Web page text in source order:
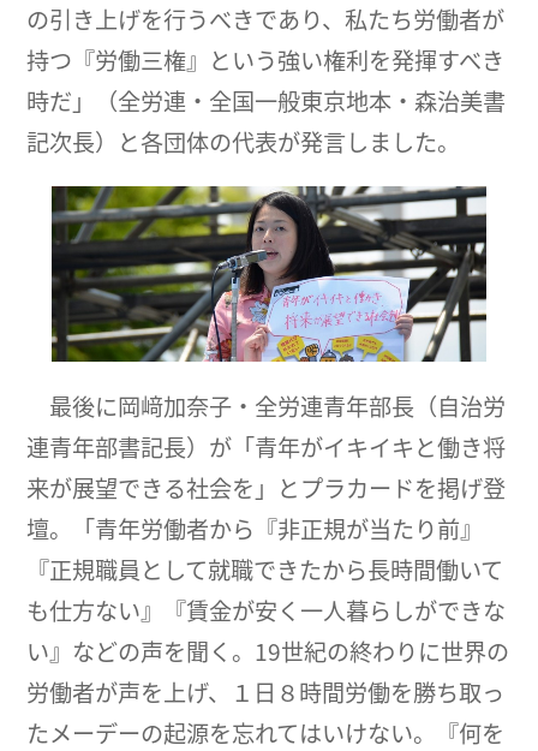
の引き上げを行うべきであり、私たち労働者が
持つ『労働三権』という強い権利を発揮すべき
時だ」（全労連・全国一般東京地本・森治美書
記次長）と各団体の代表が発言しました。
最後に岡﨑加奈子・全労連青年部長（自治労
連青年部書記長）が「青年がイキイキと働き将
来が展望できる社会を」とプラカードを掲げ登
壇。「青年労働者から『非正規が当たり前』
『正規職員として就職できたから長時間働いて
も仕方ない』『賃金が安く一人暮らしができな
い』などの声を聞く。19世紀の終わりに世界の
労働者が声を上げ、１日８時間労働を勝ち取っ
たメーデーの起源を忘れてはいけない。『何を